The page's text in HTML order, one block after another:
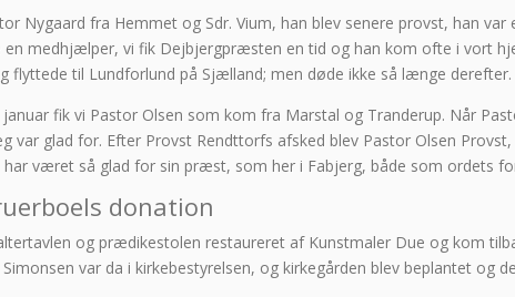
Nygaard fra Hemmet og Sdr. Vium, han blev senere provst, han
en medhjælper, vi fik Dejbjergpræsten en tid og han kom ofte i vort
flyttede til Lundforlund på Sjælland; men døde ikke så længe derefter.
januar fik vi Pastor Olsen som kom fra Marstal og Tranderup. Når
var glad for. Efter Provst Rendttorfs afsked blev Pastor Olsen
har været så glad for sin præst, som her i Fabjerg, både som ordets
donation
og prædikestolen restaureret af Kunstmaler Due og kom
Simonsen var da i kirkebestyrelsen, og kirkegården blev beplantet og